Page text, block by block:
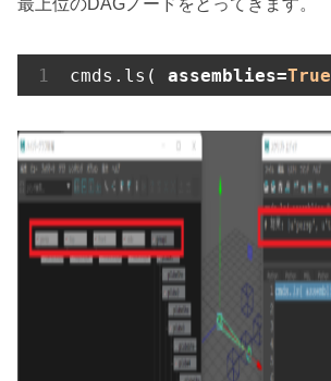
最上位のDAGノードをとってきます。
cmds.ls( assemblies=True